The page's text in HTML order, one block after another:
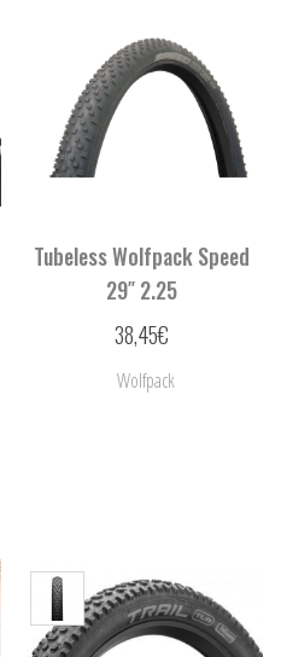
Tubeless Wolfpack Speed
29″ 2.25
38,45€
Wolfpack